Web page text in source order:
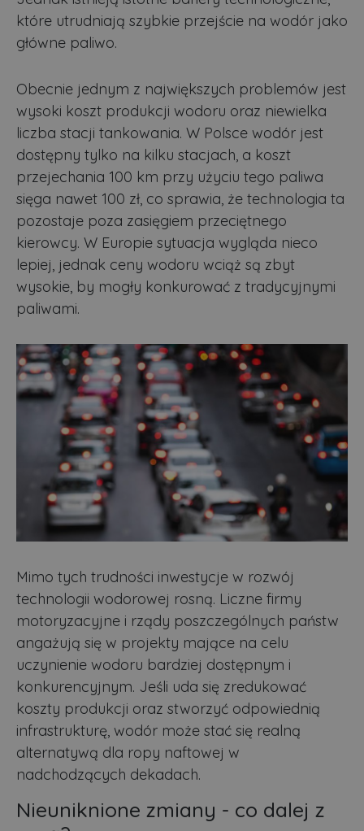
które utrudniają szybkie przejście na wodór jako
główne paliwo.
Obecnie jednym z największych problemów jest
wysoki koszt produkcji wodoru oraz niewielka
liczba stacji tankowania. W Polsce wodór jest
dostępny tylko na kilku stacjach, a koszt
przejechania 100 km przy użyciu tego paliwa
sięga nawet 100 zł, co sprawia, że technologia ta
pozostaje poza zasięgiem przeciętnego
kierowcy. W Europie sytuacja wygląda nieco
lepiej, jednak ceny wodoru wciąż są zbyt
wysokie, by mogły konkurować z tradycyjnymi
paliwami.
Mimo tych trudności inwestycje w rozwój
technologii wodorowej rosną. Liczne firmy
motoryzacyjne i rządy poszczególnych państw
angażują się w projekty mające na celu
uczynienie wodoru bardziej dostępnym i
konkurencyjnym. Jeśli uda się zredukować
koszty produkcji oraz stworzyć odpowiednią
infrastrukturę, wodór może stać się realną
alternatywą dla ropy naftowej w
nadchodzących dekadach.
Nieuniknione zmiany - co dalej z